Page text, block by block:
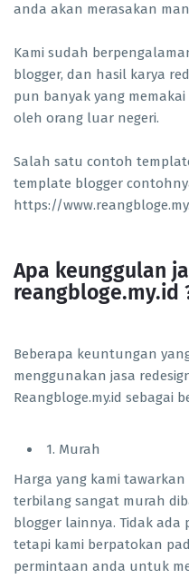
anda akan merasakan
Kami sudah
blogger, dan hasil karya
pun banyak yang
oleh orang luar negeri.
Salah satu contoh
template blogger
https://
Apa keunggulan
reangbloge.my.id
Beberapa keuntungan
menggunakan jasa
Reangbloge.my.id sebagai
1. Murah
Harga yang kami
terbilang sangat murah
blogger lainnya. Tidak
tetapi kami berpatokan
permintaan anda untuk